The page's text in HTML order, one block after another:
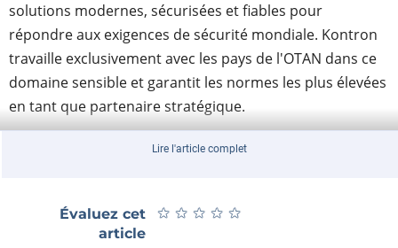
solutions modernes, sécurisées et fiables pour
répondre aux exigences de sécurité mondiale. Kontron
travaille exclusivement avec les pays de l'OTAN dans ce
domaine sensible et garantit les normes les plus élevées
en tant que partenaire stratégique.
Hannes Niederhauser, PDG de Kontron AG, déclare : «
partenaires dans notre expertise de pointe en
technologies modernes pour les applications de
Lire l'article complet
Évaluez cet
article
★ ★ ★ ★ ★
★ ★ ★ ★ ★